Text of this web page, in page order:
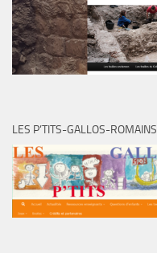
LES P’TITS-GALLOS-ROMAINS